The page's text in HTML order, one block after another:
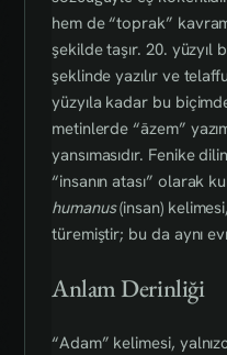
hem de “toprak”
şekilde taşır. 20. yüzyıl
şeklinde yazılır ve
yüzyıla kadar bu
metinlerde “āzem”
yansımasıdır. Fenike
“insanın atası” olarak
humanus(insan)
türemiştir; bu da aynı
Anlam Derinliği
“Adam” kelimesi,